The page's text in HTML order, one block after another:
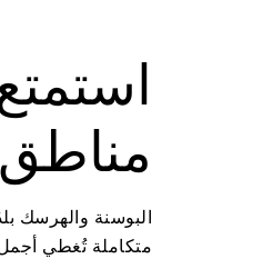
البوسنة والهرسك
متكاملة تُغطي أجمل